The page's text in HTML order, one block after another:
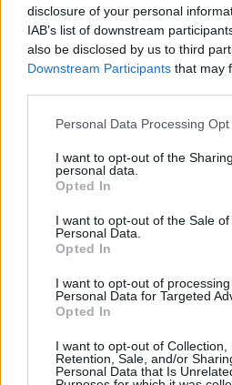
disclosure of your personal
IAB’s list of downstream
also be disclosed by us to third
Downstream Participants that may
Please note that this website/app
not limited to your visit or usage
grant or deny consent to Google
use your data for below specified
consent section.
Personal Data Processing
I want to opt-out of the
personal data.
Opted In
I want to opt-out of the Sale of
Personal Data.
Opted In
I want to opt-out of
Personal Data for Targeted
Opted In
I want to opt-out of Collection,
Retention, Sale, and/or
Personal Data that Is
A hőségben is védik a